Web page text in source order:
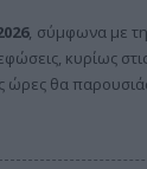
, σύμφωνα με
κυρίως
ώρες θα